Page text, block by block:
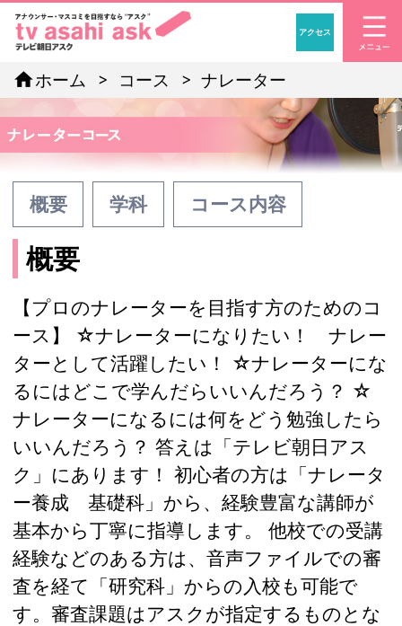
「アナウンサー・マ
アクセス
homeホーム コース ナレーター
概要 学科 コース内容
概要
【プロのナレーターを目指す方のためのコ
ース】 ☆ナレーターになりたい！ ナレー
ターとして活躍したい！ ☆ナレーターにな
るにはどこで学んだらいいんだろう？ ☆
ナレーターになるには何をどう勉強したら
いいんだろう？ 答えは「テレビ朝日アス
ク」にあります！ 初心者の方は「ナレータ
ー養成 基礎科」から、経験豊富な講師が
基本から丁寧に指導します。 他校での受講
経験などのある方は、音声ファイルでの審
査を経て「研究科」からの入校も可能で
す。審査課題はアスクが指定するものとな